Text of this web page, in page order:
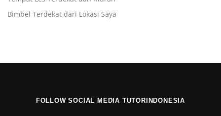
Bimbel Terdekat dari Lokasi Saya
FOLLOW SOCIAL MEDIA TUTORINDONESIA